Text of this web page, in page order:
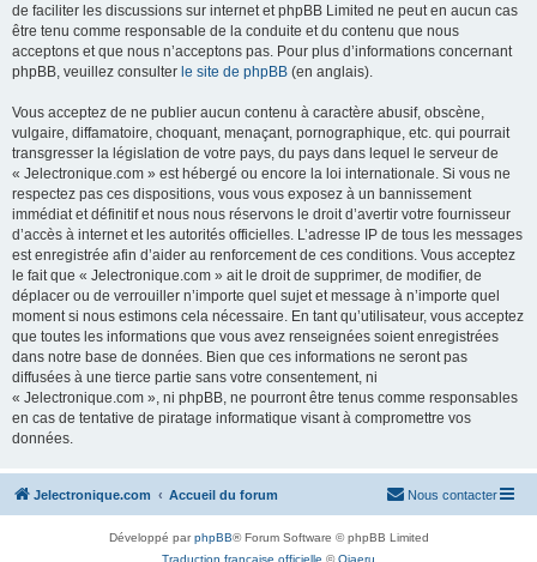
de faciliter les discussions sur internet et phpBB Limited ne peut en aucun cas
être tenu comme responsable de la conduite et du contenu que nous
acceptons et que nous n’acceptons pas. Pour plus d’informations concernant
phpBB, veuillez consulter le site de phpBB (en anglais).
Vous acceptez de ne publier aucun contenu à caractère abusif, obscène,
vulgaire, diffamatoire, choquant, menaçant, pornographique, etc. qui pourrait
transgresser la législation de votre pays, du pays dans lequel le serveur de
« Jelectronique.com » est hébergé ou encore la loi internationale. Si vous ne
respectez pas ces dispositions, vous vous exposez à un bannissement
immédiat et définitif et nous nous réservons le droit d’avertir votre fournisseur
d’accès à internet et les autorités officielles. L’adresse IP de tous les messages
est enregistrée afin d’aider au renforcement de ces conditions. Vous acceptez
le fait que « Jelectronique.com » ait le droit de supprimer, de modifier, de
déplacer ou de verrouiller n’importe quel sujet et message à n’importe quel
moment si nous estimons cela nécessaire. En tant qu’utilisateur, vous acceptez
que toutes les informations que vous avez renseignées soient enregistrées
dans notre base de données. Bien que ces informations ne seront pas
diffusées à une tierce partie sans votre consentement, ni
« Jelectronique.com », ni phpBB, ne pourront être tenus comme responsables
en cas de tentative de piratage informatique visant à compromettre vos
données.
Jelectronique.com Accueil du forum Nous contacter
Développé parphpBB® Forum Software © phpBB Limited
Traduction française officielle ©Qiaeru